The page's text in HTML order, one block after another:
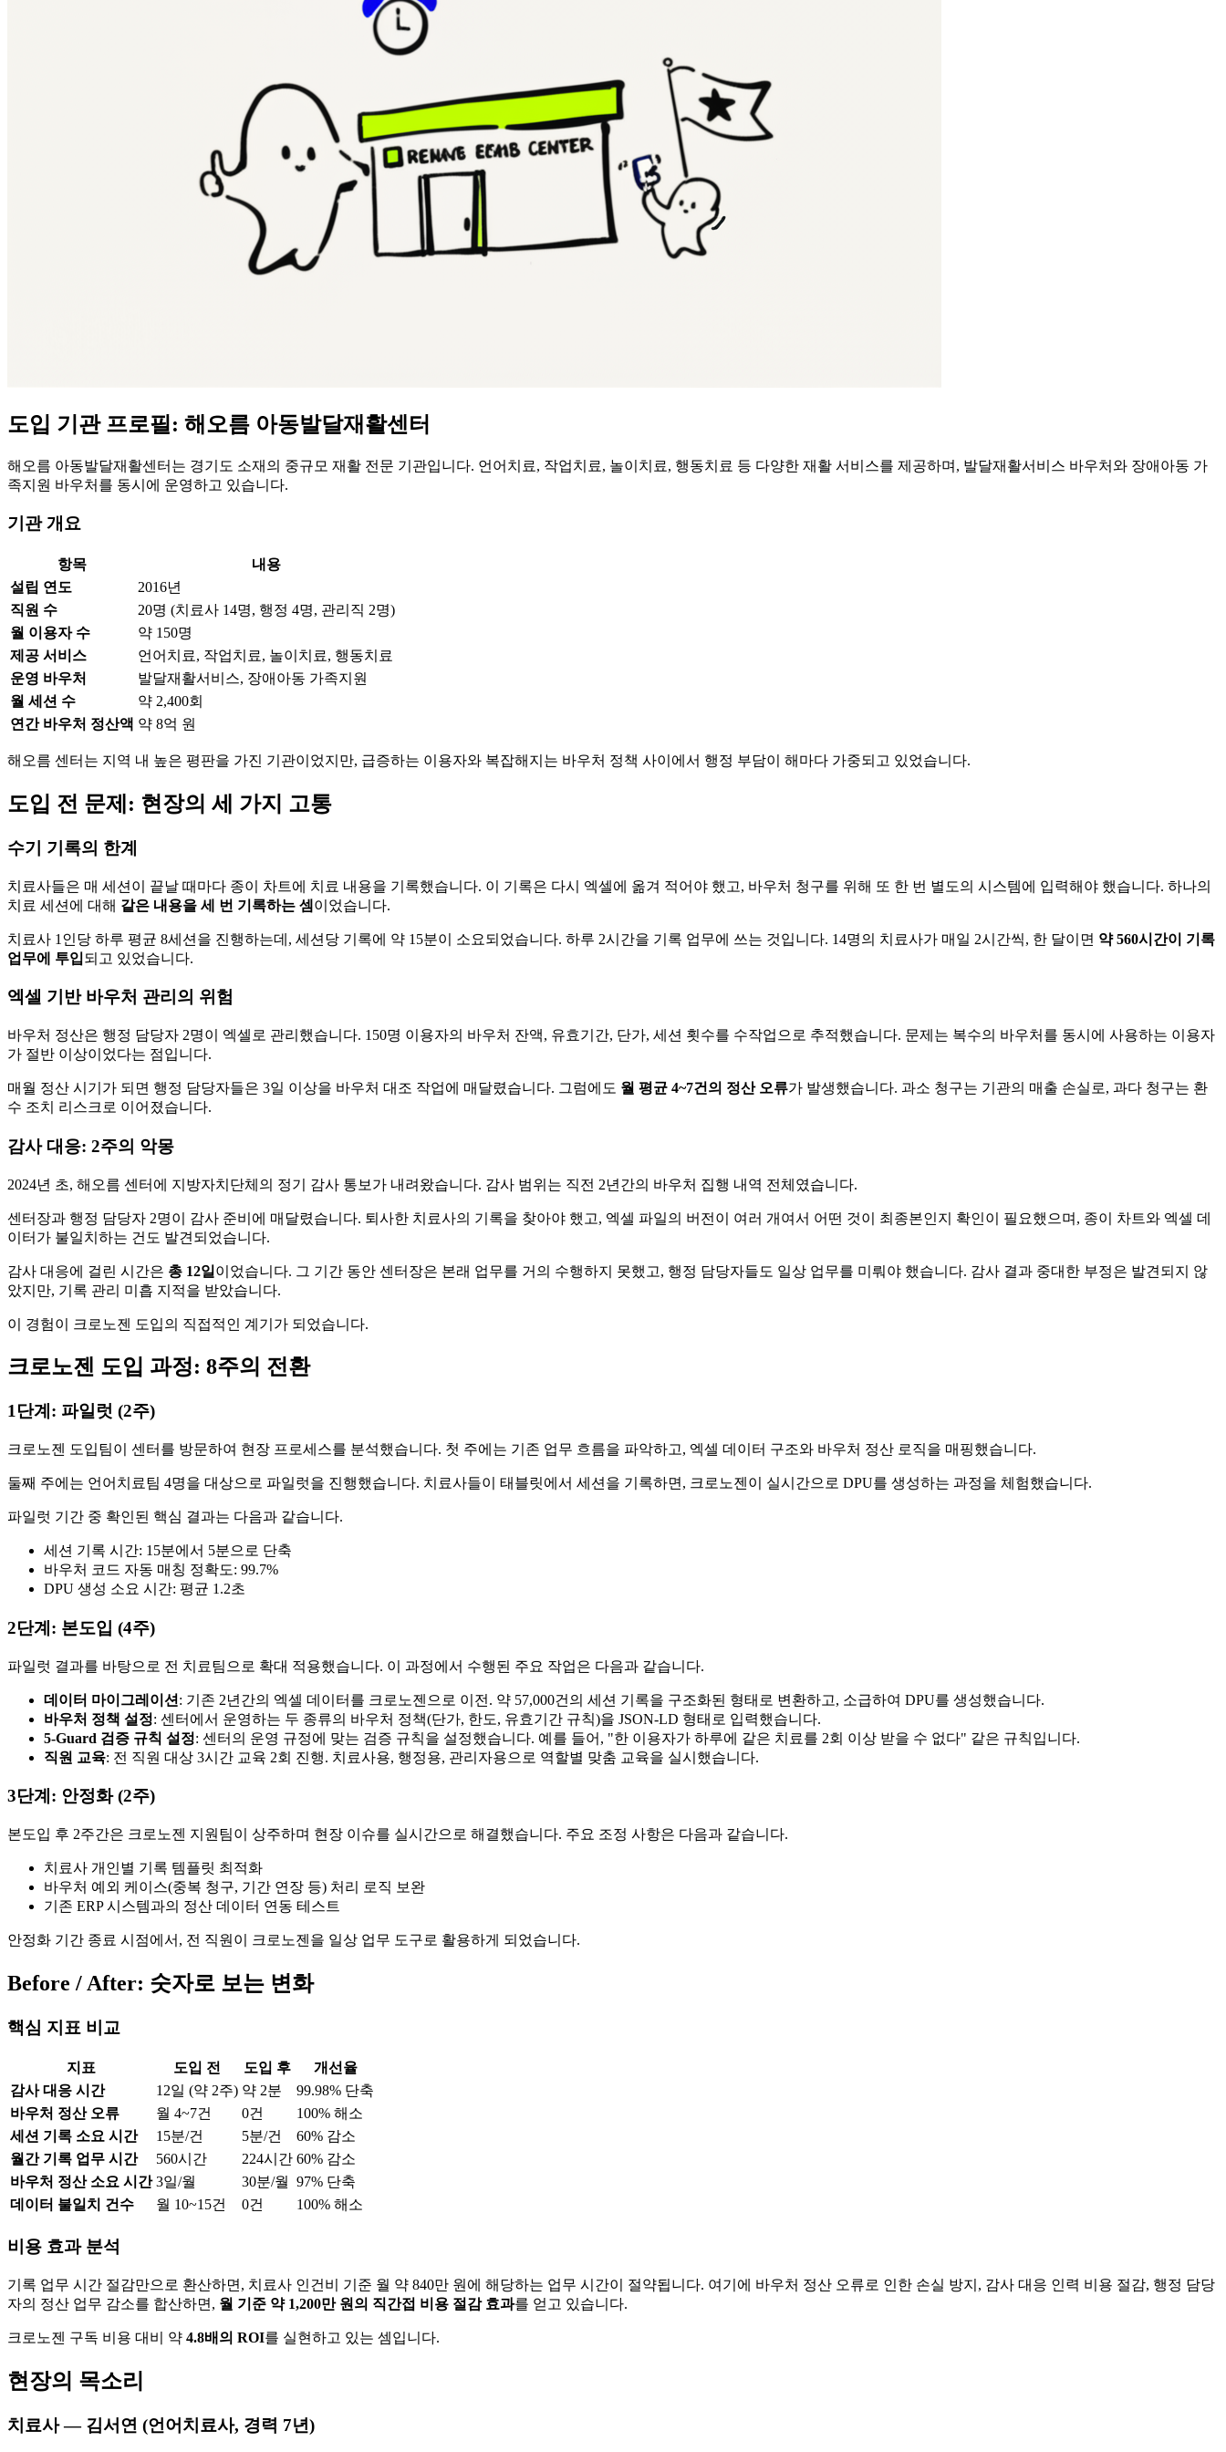
도입 기관 프로필: 해오름 아동발달재활센터
해오름 아동발달재활센터는 경기도 소재의 중규모 재활 전문 기관입니다. 언어치료, 작업치료, 놀이치료, 행동치료 등 다양한 재활 서비스를 제공하며, 발달재활서비스 바우처와 장애아동 가
족지원 바우처를 동시에 운영하고 있습니다.
기관 개요
항목
내용
설립 연도
2016년
직원 수
20명 (치료사 14명, 행정 4명, 관리직 2명)
월 이용자 수
약 150명
제공 서비스
언어치료, 작업치료, 놀이치료, 행동치료
운영 바우처
발달재활서비스, 장애아동 가족지원
월 세션 수
약 2,400회
연간 바우처 정산액 약 8억 원
해오름 센터는 지역 내 높은 평판을 가진 기관이었지만, 급증하는 이용자와 복잡해지는 바우처 정책 사이에서 행정 부담이 해마다 가중되고 있었습니다.
도입 전 문제: 현장의 세 가지 고통
수기 기록의 한계
치료사들은 매 세션이 끝날 때마다 종이 차트에 치료 내용을 기록했습니다. 이 기록은 다시 엑셀에 옮겨 적어야 했고, 바우처 청구를 위해 또 한 번 별도의 시스템에 입력해야 했습니다. 하나의
치료 세션에 대해 같은 내용을 세 번 기록하는 셈 이었습니다.
치료사 1인당 하루 평균 8세션을 진행하는데, 세션당 기록에 약 15분이 소요되었습니다. 하루 2시간을 기록 업무에 쓰는 것입니다. 14명의 치료사가 매일 2시간씩, 한 달이면 약 560시간이 기록
업무에 투입되고 있었습니다.
엑셀 기반 바우처 관리의 위험
바우처 정산은 행정 담당자 2명이 엑셀로 관리했습니다. 150명 이용자의 바우처 잔액, 유효기간, 단가, 세션 횟수를 수작업으로 추적했습니다. 문제는 복수의 바우처를 동시에 사용하는 이용자
가 절반 이상이었다는 점입니다.
매월 정산 시기가 되면 행정 담당자들은 3일 이상을 바우처 대조 작업에 매달렸습니다. 그럼에도 월 평균 4~7건의 정산 오류가 발생했습니다. 과소 청구는 기관의 매출 손실로, 과다 청구는 환
수 조치 리스크로 이어졌습니다.
감사 대응: 2주의 악몽
2024년 초, 해오름 센터에 지방자치단체의 정기 감사 통보가 내려왔습니다. 감사 범위는 직전 2년간의 바우처 집행 내역 전체였습니다.
센터장과 행정 담당자 2명이 감사 준비에 매달렸습니다. 퇴사한 치료사의 기록을 찾아야 했고, 엑셀 파일의 버전이 여러 개여서 어떤 것이 최종본인지 확인이 필요했으며, 종이 차트와 엑셀 데
이터가 불일치하는 건도 발견되었습니다.
감사 대응에 걸린 시간은 총 12일 이었습니다. 그 기간 동안 센터장은 본래 업무를 거의 수행하지 못했고, 행정 담당자들도 일상 업무를 미뤄야 했습니다. 감사 결과 중대한 부정은 발견되지 않
았지만, 기록 관리 미흡 지적을 받았습니다.
이 경험이 크로노젠 도입의 직접적인 계기가 되었습니다.
크로노젠 도입 과정: 8주의 전환
1단계: 파일럿 (2주)
크로노젠 도입팀이 센터를 방문하여 현장 프로세스를 분석했습니다. 첫 주에는 기존 업무 흐름을 파악하고, 엑셀 데이터 구조와 바우처 정산 로직을 매핑했습니다.
둘째 주에는 언어치료팀 4명을 대상으로 파일럿을 진행했습니다. 치료사들이 태블릿에서 세션을 기록하면, 크로노젠이 실시간으로 DPU를 생성하는 과정을 체험했습니다.
파일럿 기간 중 확인된 핵심 결과는 다음과 같습니다.
세션 기록 시간: 15분에서 5분으로 단축
바우처 코드 자동 매칭 정확도: 99.7%
DPU 생성 소요 시간: 평균 1.2초
2단계: 본도입 (4주)
파일럿 결과를 바탕으로 전 치료팀으로 확대 적용했습니다. 이 과정에서 수행된 주요 작업은 다음과 같습니다.
데이터 마이그레이션 : 기존 2년간의 엑셀 데이터를 크로노젠으로 이전. 약 57,000건의 세션 기록을 구조화된 형태로 변환하고, 소급하여 DPU를 생성했습니다.
바우처 정책 설정: 센터에서 운영하는 두 종류의 바우처 정책(단가, 한도, 유효기간 규칙)을 JSON-LD 형태로 입력했습니다.
5-Guard 검증 규칙 설정: 센터의 운영 규정에 맞는 검증 규칙을 설정했습니다. 예를 들어, "한 이용자가 하루에 같은 치료를 2회 이상 받을 수 없다" 같은 규칙입니다.
직원 교육: 전 직원 대상 3시간 교육 2회 진행. 치료사용, 행정용, 관리자용으로 역할별 맞춤 교육을 실시했습니다.
3단계: 안정화 (2주)
본도입 후 2주간은 크로노젠 지원팀이 상주하며 현장 이슈를 실시간으로 해결했습니다. 주요 조정 사항은 다음과 같습니다.
치료사 개인별 기록 템플릿 최적화
바우처 예외 케이스(중복 청구, 기간 연장 등) 처리 로직 보완
기존 ERP 시스템과의 정산 데이터 연동 테스트
안정화 기간 종료 시점에서, 전 직원이 크로노젠을 일상 업무 도구로 활용하게 되었습니다.
Before / After: 숫자로 보는 변화
핵심 지표 비교
지표 도입 전 도입 후
개선율
감사 대응 시간
12일 (약 2주) 약 2분
99.98% 단축
바우처 정산 오류
월 4~7건 0건
100% 해소
세션 기록 소요 시간
15분/건 5분/건
60% 감소
월간 기록 업무 시간
560시간 224시간 60% 감소
바우처 정산 소요 시간 3일/월 30분/월 97% 단축
데이터 불일치 건수
월 10~15건 0건 100% 해소
비용 효과 분석
기록 업무 시간 절감만으로 환산하면, 치료사 인건비 기준 월 약 840만 원에 해당하는 업무 시간이 절약됩니다. 여기에 바우처 정산 오류로 인한 손실 방지, 감사 대응 인력 비용 절감, 행정 담당
자의 정산 업무 감소를 합산하면, 월 기준 약 1,200만 원의 직간접 비용 절감 효과를 얻고 있습니다.
크로노젠 구독 비용 대비 약 4.8배의 ROI를 실현하고 있는 셈입니다.
현장의 목소리
치료사 — 김서연 (언어치료사, 경력 7년)